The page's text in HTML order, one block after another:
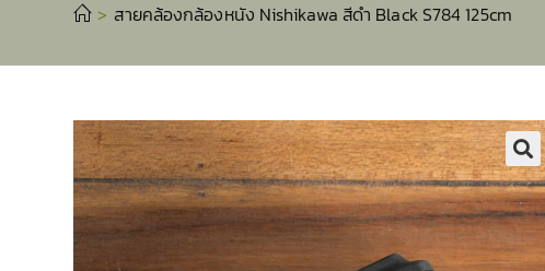
> สายคล้องกล้องหนัง Nishikawa สีดำ Black S784 125cm
🔍